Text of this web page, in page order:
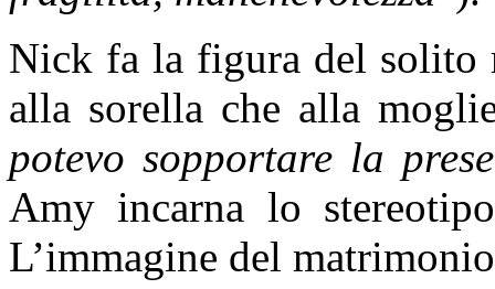
Nick fa la figura del solito
alla sorella che alla
potevo sopportare la
Amy incarna lo
L’immagine del